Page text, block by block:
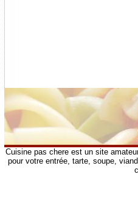
Cuisine pas chere est un site
pour votre entrée, tarte, soupe,